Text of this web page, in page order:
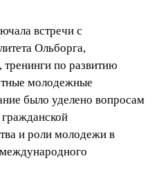
встречи с
Ольборга,
по развитию
молодежные
было уделено вопросам
и роли молодежи в